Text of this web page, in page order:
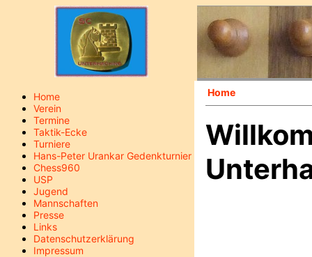
Home
Verein
Termine
Taktik-Ecke
Turniere
Hans-Peter Urankar Gedenkturnier
Chess960
USP
Jugend
Mannschaften
Presse
Links
Datenschutzerklärung
Impressum
Home